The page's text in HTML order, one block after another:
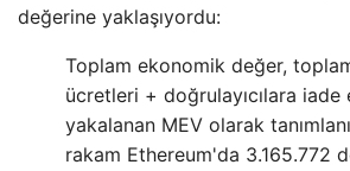
değerine yaklaşıyordu:
Toplam ekonomik değer,
ücretleri + doğrulayıcılara iade
yakalanan MEV olarak
rakam Ethereum'da 3.165.772